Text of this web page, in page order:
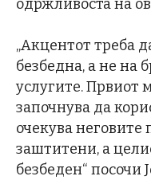
одржливоста на
„Акцентот треба
безбедна, а не на
услугите. Првиот
започнува да
очекува неговите
заштитени, а
безбеден“ посочи